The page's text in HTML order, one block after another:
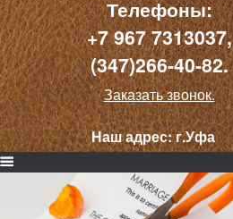
Телефоны:
+7 967 7313037,
(347)266-40-82.
Заказать звонок.
Наш адрес:г.Уфа